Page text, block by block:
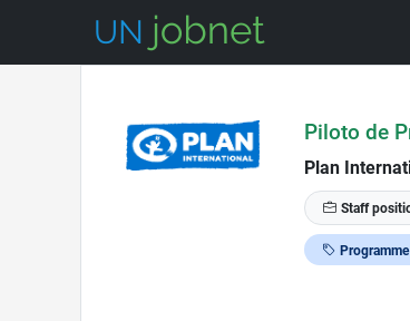
Piloto de
Plan
Staff